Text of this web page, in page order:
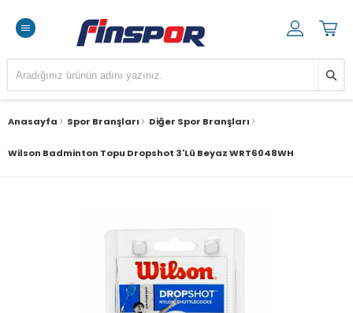
Anasayfa Spor Branşları Diğer Spor Branşları
Wilson Badminton Topu Dropshot 3'lü Beyaz WRT6048WH